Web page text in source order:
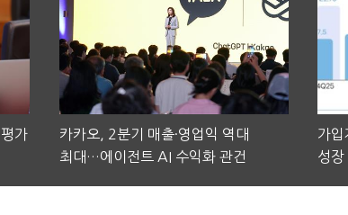
가
카카오, 2분기 매출·영업익 역대
최대…에이전트 AI 수익화 관건
가
성장